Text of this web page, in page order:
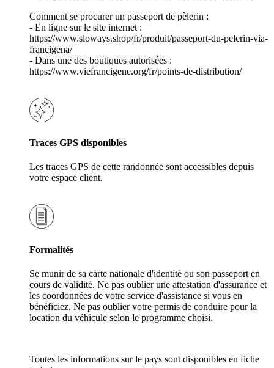
Comment se procurer un passeport de pèlerin :
- En ligne sur le site internet :
https://www.sloways.shop/fr/produit/passeport-du-pelerin-via-
francigena/
- Dans une des boutiques autorisées :
https://www.viefrancigene.org/fr/points-de-distribution/
Traces GPS disponibles
Les traces GPS de cette randonnée sont accessibles depuis
votre espace client.
Formalités
Se munir de sa carte nationale d'identité ou son passeport en
cours de validité. Ne pas oublier une attestation d'assurance et
les coordonnées de votre service d'assistance si vous en
bénéficiez. Ne pas oublier votre permis de conduire pour la
location du véhicule selon le programme choisi.
Toutes les informations sur le pays sont disponibles en fiche